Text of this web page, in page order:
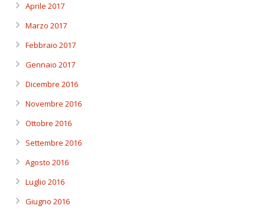
Aprile 2017
Marzo 2017
Febbraio 2017
Gennaio 2017
Dicembre 2016
Novembre 2016
Ottobre 2016
Settembre 2016
Agosto 2016
Luglio 2016
Giugno 2016